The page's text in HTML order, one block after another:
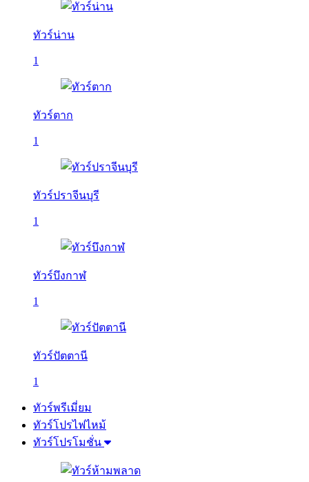
ทัวร์น่าน
1
ทัวร์ตาก
1
ทัวร์ปราจีนบุรี
1
ทัวร์บึงกาฬ
1
ทัวร์ปัตตานี
1
ทัวร์พรีเมี่ยม
ทัวร์โปรไฟไหม้
ทัวร์โปรโมชั่น